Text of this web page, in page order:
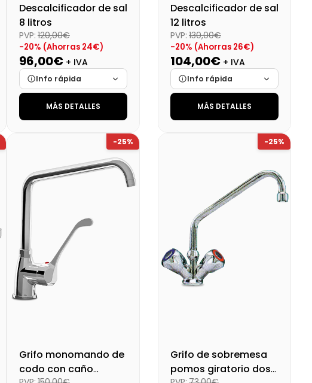
Descalcificador de sal
8 litros
PVP: 120,00€
-20% (Ahorras 24€)
96,00€ + IVA
Info rápida
Marca
Cargando…
Cargando…
Precio final (+21%) 116,16 €
MÁS DETALLES
Descalcificador de sal
12 litros
PVP: 130,00€
-20% (Ahorras 26€)
104,00€ + IVA
Info rápida
Marca
Cargando…
Cargando…
125,84 €
MÁS DETALLES
-25%
Grifo monomando de
codo con caño
-25%
Grifo de sobremesa
pomos giratorio dos